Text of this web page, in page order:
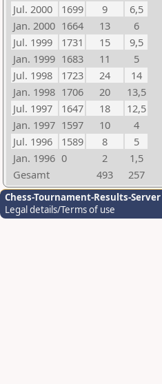
Jul. 2000
1699 9
6,5
Jan. 2000 1664 13
6
Jul. 1999
1731 15
9,5
Jan. 1999 1683 11
5
Jul. 1998
1723 24
14
Jan. 1998 1706 20
13,5
Jul. 1997
1647 18
12,5
Jan. 1997 1597 10
4
Jul. 1996
1589 8
5
Jan. 1996 0 2
1,5
Gesamt
493 257
Chess-Tournament-Results-Server
Legal details/Terms of use